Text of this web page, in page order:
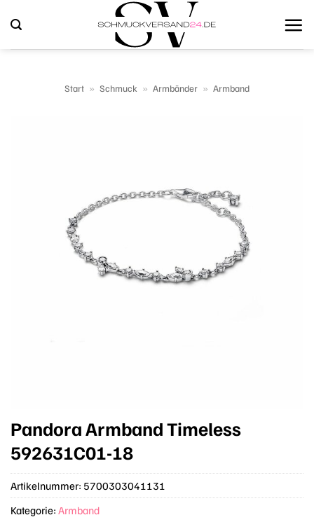
Inhalt
springen
Start » Schmuck » Armbänder » Armband
Pandora Armband Timeless
592631C01-18
Artikelnummer: 5700303041131
Kategorie: Armband